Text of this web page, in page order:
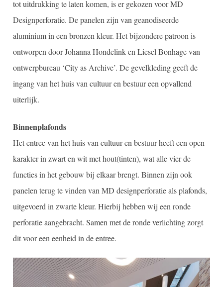
tot uitdrukking te laten komen, is er gekozen voor MD
Designperforatie. De panelen zijn van geanodiseerde
aluminium in een bronzen kleur. Het bijzondere patroon is
ontworpen door Johanna Hondelink en Liesel Bonhage van
ontwerpbureau ‘City as Archive’. De gevelkleding geeft de
ingang van het huis van cultuur en bestuur een opvallend
uiterlijk.
Binnenplafonds
Het entree van het huis van cultuur en bestuur heeft een open
karakter in zwart en wit met hout(tinten), wat alle vier de
functies in het gebouw bij elkaar brengt. Binnen zijn ook
panelen terug te vinden van MD designperforatie als plafonds,
uitgevoerd in zwarte kleur. Hierbij hebben wij een ronde
perforatie aangebracht. Samen met de ronde verlichting zorgt
dit voor een eenheid in de entree.